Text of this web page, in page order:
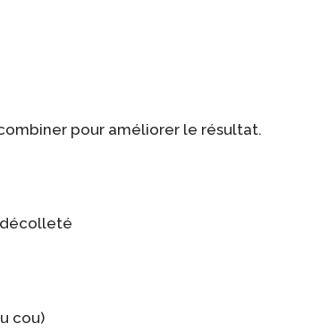
pour améliorer le résultat.
décolleté
cou)